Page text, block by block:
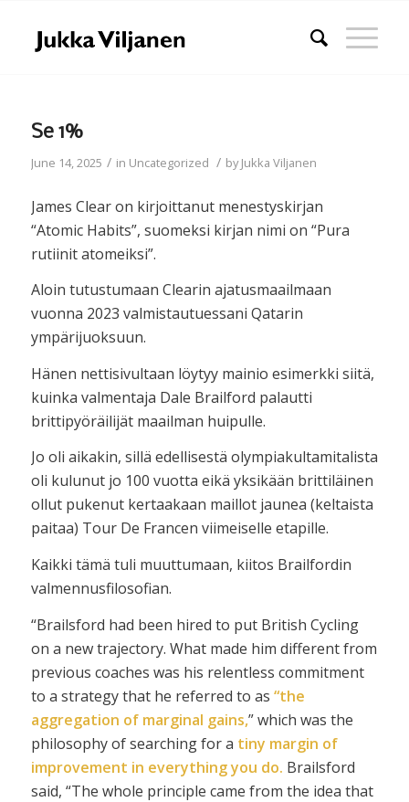
Se 1%
June 14, 2025 / in Uncategorized / byJukka Viljanen
James Clear on kirjoittanut menestyskirjan
“Atomic Habits”, suomeksi kirjan nimi on “Pura
rutiinit atomeiksi”.
Aloin tutustumaan Clearin ajatusmaailmaan
vuonna 2023 valmistautuessani Qatarin
ympärijuoksuun.
Hänen nettisivultaan löytyy mainio esimerkki siitä,
kuinka valmentaja Dale Brailford palautti
brittipyöräilijät maailman huipulle.
Jo oli aikakin, sillä edellisestä olympiakultamitalista
oli kulunut jo 100 vuotta eikä yksikään brittiläinen
ollut pukenut kertaakaan maillot jaunea (keltaista
paitaa) Tour De Francen viimeiselle etapille.
Kaikki tämä tuli muuttumaan, kiitos Brailfordin
valmennusfilosofian.
“Brailsford had been hired to put British Cycling
on a new trajectory. What made him different from
previous coaches was his relentless commitment
to a strategy that he referred to as “the
aggregation of marginal gains,” which was the
philosophy of searching for a tiny margin of
improvement in everything you do. Brailsford
said, “The whole principle came from the idea that